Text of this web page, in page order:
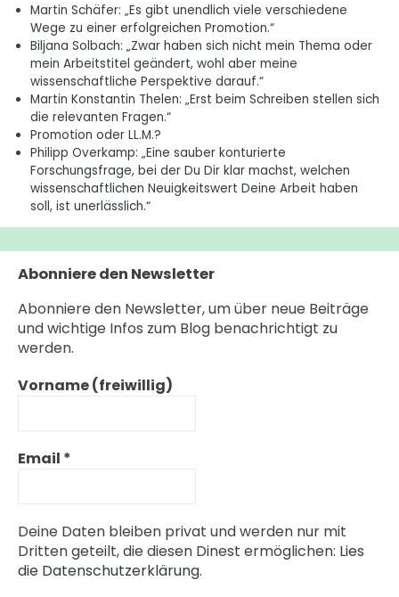
Martin Schäfer: „Es gibt unendlich viele verschiedene
Wege zu einer erfolgreichen Promotion.“
Biljana Solbach: „Zwar haben sich nicht mein Thema oder
mein Arbeitstitel geändert, wohl aber meine
wissenschaftliche Perspektive darauf.“
Martin Konstantin Thelen: „Erst beim Schreiben stellen sich
die relevanten Fragen.“
Promotion oder LL.M.?
Philipp Overkamp: „Eine sauber konturierte
Forschungsfrage, bei der Du Dir klar machst, welchen
wissenschaftlichen Neuigkeitswert Deine Arbeit haben
soll, ist unerlässlich.“
Abonniere den Newsletter
Abonniere den Newsletter, um über neue Beiträge
und wichtige Infos zum Blog benachrichtigt zu
werden.
Vorname (freiwillig)
Email *
Deine Daten bleiben privat und werden nur mit
Dritten geteilt, die diesen Dinest ermöglichen: Lies
die Datenschutzerklärung.